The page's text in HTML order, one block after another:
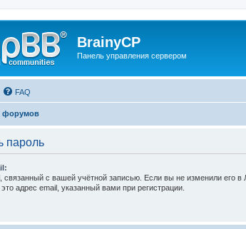
BrainyCP
Панель управления сервером
FAQ
форумов
пароль
связанный с вашей учётной записью. Если вы не изменили его в
адрес email, указанный вами при регистрации.